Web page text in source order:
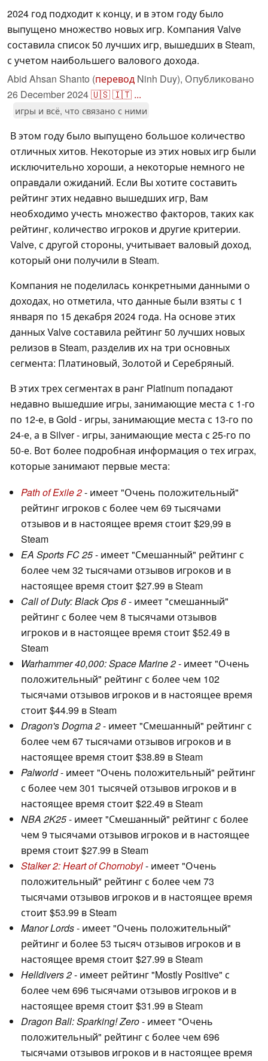
2024 год подходит к концу, и в этом году было
выпущено множество новых игр. Компания Valve
составила список 50 лучших игр, вышедших в Steam,
с учетом наибольшего валового дохода.
Abid Ahsan Shanto (перевод Ninh Duy), Опубликовано
26 December 2024🇺🇸🇮🇹 ...
игры и всё, что связано с ними
В этом году было выпущено большое количество
отличных хитов. Некоторые из этих новых игр были
исключительно хороши, а некоторые немного не
оправдали ожиданий. Если Вы хотите составить
рейтинг этих недавно вышедших игр, Вам
необходимо учесть множество факторов, таких как
рейтинг, количество игроков и другие критерии.
Valve, с другой стороны, учитывает валовый доход,
который они получили в Steam.
Компания не поделилась конкретными данными о
доходах, но отметила, что данные были взяты с 1
января по 15 декабря 2024 года. На основе этих
данных Valve составила рейтинг 50 лучших новых
релизов в Steam, разделив их на три основных
сегмента: Платиновый, Золотой и Серебряный.
В этих трех сегментах в ранг Platinum попадают
недавно вышедшие игры, занимающие места с 1-го
по 12-е, в Gold - игры, занимающие места с 13-го по
24-е, а в Silver - игры, занимающие места с 25-го по
50-е. Вот более подробная информация о тех играх,
которые занимают первые места:
Path of Exile 2- имеет "Очень положительный"
рейтинг игроков с более чем 69 тысячами
отзывов и в настоящее время стоит $29,99 в
Steam
EA Sports FC 25- имеет "Смешанный" рейтинг с
более чем 32 тысячами отзывов игроков и в
настоящее время стоит $27.99 в Steam
Call of Duty: Black Ops 6- имеет "смешанный"
рейтинг с более чем 8 тысячами отзывов
игроков и в настоящее время стоит $52.49 в
Steam
Warhammer 40,000: Space Marine 2- имеет "Очень
положительный" рейтинг с более чем 102
тысячами отзывов игроков и в настоящее время
стоит $44.99 в Steam
Dragon's Dogma 2- имеет "Смешанный" рейтинг с
более чем 67 тысячами отзывов игроков и в
настоящее время стоит $38.89 в Steam
Palworld- имеет "Очень положительный" рейтинг
с более чем 301 тысячей отзывов игроков и в
настоящее время стоит $22.49 в Steam
NBA 2K25- имеет "Смешанный" рейтинг с более
чем 9 тысячами отзывов игроков и в настоящее
время стоит $27.99 в Steam
Stalker 2: Heart of Chornobyl- имеет "Очень
положительный" рейтинг с более чем 73
тысячами отзывов игроков и в настоящее время
стоит $53.99 в Steam
Manor Lords- имеет "Очень положительный"
рейтинг и более 53 тысяч отзывов игроков и в
настоящее время стоит $27.99 в Steam
Helldivers 2- имеет рейтинг "Mostly Positive" с
более чем 696 тысячами отзывов игроков и в
настоящее время стоит $31.99 в Steam
Dragon Ball: Sparking! Zero- имеет "Очень
положительный" рейтинг с более чем 696
тысячами отзывов игроков и в настоящее время